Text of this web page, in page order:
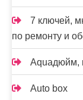
7 ключей,
по ремонту и
Aquaдюйм,
Auto box